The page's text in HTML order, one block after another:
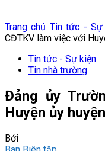
Trang chủ Tin tức - Sự
CĐTKV làm việc với
Tin tức - Sự kiện
Tin nhà trường
Đảng ủy
Huyện ủy
Bởi